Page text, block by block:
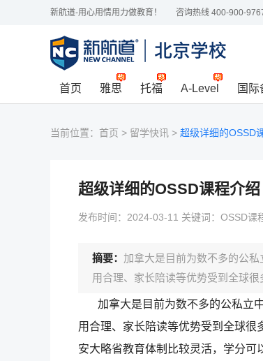
新航道-用心用情用力做教育！ 咨询热线 400-900-
首页 雅思 托福 A-Level 国际
当前位置： 首页 > 留学快讯 > 超级详细的OSSD
超级详细的OSSD课程介绍
发布时间：2024-03-11 关键词：OSSD课
摘要： 加拿大是目前为数不多的公
用合理、家长陪读等优势受到全球很
加拿大是目前为数不多的公私立中
用合理、家长陪读等优势受到全球很
安大略省教育体制比较灵活，学分可